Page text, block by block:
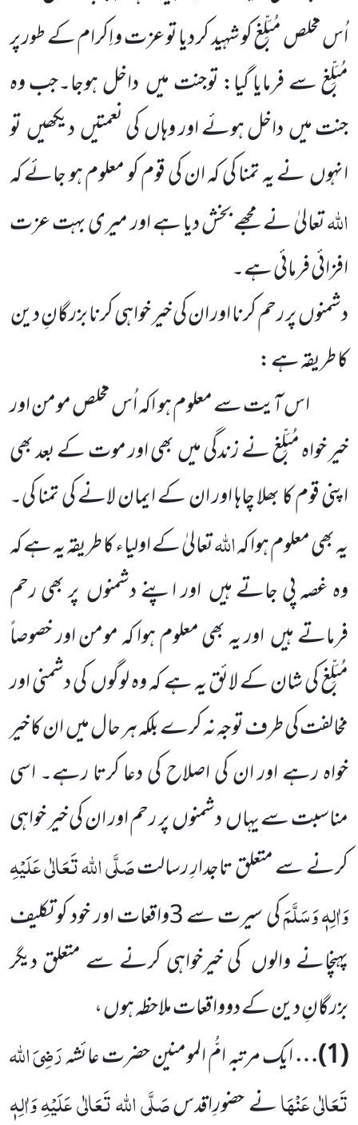
اُس مخلص مُبَلِّغ کو شہید کر دیا تو عزت و اِکرام کے طور پر
مُبَلِّغ سے فرمایا گیا: توجنت میں داخل ہوجا۔جب وہ
جنت میں داخل ہوئے اور وہاں کی نعمتیں دیکھیں تو
انہوں نے یہ تمنا کی کہ ان کی قوم کو معلوم ہو جائے کہ
اللہتعالیٰ نے مجھے بخش دیا ہے اور میری بہت عزت
افزائی فرمائی ہے۔
دشمنوں پر رحم کرنا اور ان کی خیر خواہی کرنا بزرگانِ دین
کا طریقہ ہے :
اس آیت سے معلوم ہو اکہ اُس مخلص مومن اور
خیر خواہ مُبَلِّغ نے زندگی میں بھی اور موت کے بعد بھی
اپنی قوم کا بھلا چاہا اور ان کے ایمان لانے کی تمنا کی۔
یہ بھی معلوم ہوا کہاللہتعالیٰ کے اولیاء کا طریقہ یہ ہے کہ
وہ غصہ پی جاتے ہیں اور اپنے دشمنوں پر بھی رحم
فرماتے ہیں اور یہ بھی معلوم ہوا کہ مومن اور خصوصاً
مُبَلِّغ کی شان کے لائق یہ ہے کہ وہ لوگوں کی دشمنی اور
مخالفت کی طرف توجہ نہ کرے بلکہ ہر حال میں ان کا خیر
خواہ رہے اور ان کی اصلاح کی دعا کرتا رہے۔ اسی
مناسبت سے یہاں دشمنوں پر رحم اور ان کی خیر خواہی
کرنے سے متعلق تاجدارِ رسالتصَلَّی اللہ تَعَالٰی عَلَیْہِ
وَاٰلِہٖ وَسَلَّمَ
کی سیرت سے 3واقعات اور خود کو تکلیف
پہنچانے والوں کی خیرخواہی کرنے سے متعلق دیگر
بزرگانِ دین کے دوواقعات ملاحظہ ہوں ،
(1)
…ایک مرتبہ امُّ المومنین حضرت عائشہرَضِیَ اللہ
تَعَالٰی عَنْہَانے حضورِاقدسصَلَّی اللہ تَعَالٰی عَلَیْہِ وَاٰلِہٖ